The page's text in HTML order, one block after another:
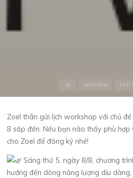
Workshop Lịch
Zoel thân gửi lịch workshop với chủ
8 sắp đến. Nếu bạn nào thấy phù hợp
cho Zoel để đăng ký nhé!
Sáng thứ 5, ngày 8/8, chương
hướng đến dòng năng lượng dịu